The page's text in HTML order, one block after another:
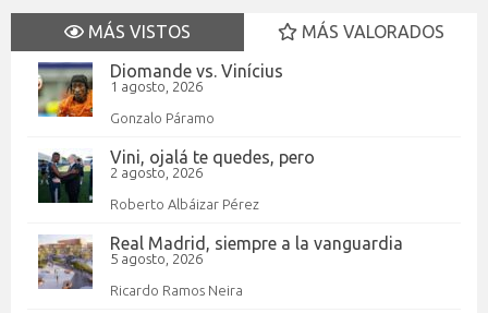
MÁS VISTOS
MÁS VALORADOS
Diomande vs. Vinícius
1 agosto, 2026
Gonzalo Páramo
Vini, ojalá te quedes, pero
2 agosto, 2026
Roberto Albáizar Pérez
Real Madrid, siempre a la vanguardia
5 agosto, 2026
Ricardo Ramos Neira